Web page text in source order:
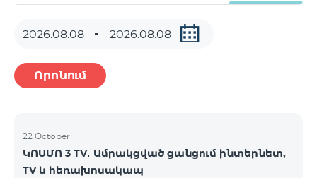
Որոնում
22 October
ԿՈՍՄՈ 3 TV․ Ամրակցված ցանցում ինտերնետ,
TV և հեռախոսակապ